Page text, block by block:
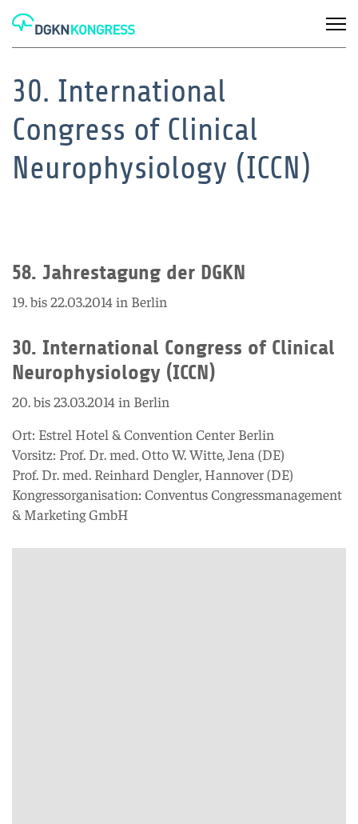
30. International
Congress of Clinical
Neurophysiology (ICCN)
58. Jahrestagung der DGKN
19. bis 22.03.2014 in Berlin
30. International Congress of Clinical
Neurophysiology (ICCN)
20. bis 23.03.2014 in Berlin
Ort: Estrel Hotel & Convention Center Berlin
Vorsitz: Prof. Dr. med. Otto W. Witte, Jena (DE)
Prof. Dr. med. Reinhard Dengler, Hannover (DE)
Kongressorganisation: Conventus Congressmanagement
& Marketing GmbH